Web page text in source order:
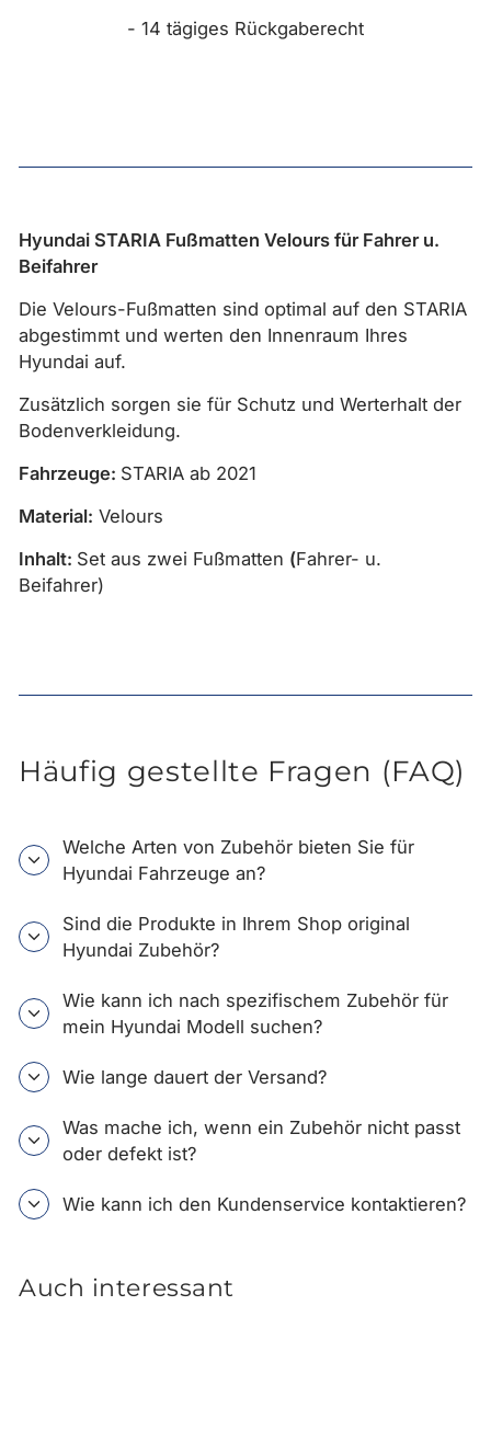
- 14 tägiges Rückgaberecht
Hyundai STARIA Fußmatten Velours für Fahrer u.
Beifahrer
Die Velours-Fußmatten sind optimal auf den STARIA
abgestimmt und werten den Innenraum Ihres
Hyundai auf.
Zusätzlich sorgen sie für Schutz und Werterhalt der
Bodenverkleidung.
Fahrzeuge: STARIA ab 2021
Material: Velours
Inhalt: Set aus zwei Fußmatten (Fahrer- u.
Beifahrer)
Häufig gestellte Fragen (FAQ)
Welche Arten von Zubehör bieten Sie für
Hyundai Fahrzeuge an?
Sind die Produkte in Ihrem Shop original
Hyundai Zubehör?
Wie kann ich nach spezifischem Zubehör für
mein Hyundai Modell suchen?
Wie lange dauert der Versand?
Was mache ich, wenn ein Zubehör nicht passt
oder defekt ist?
Wie kann ich den Kundenservice kontaktieren?
Auch interessant